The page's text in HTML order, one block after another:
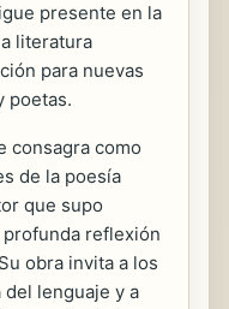
presente en la
literatura
para nuevas
poetas.
consagra como
de la poesía
que supo
reflexión
obra invita a los
lenguaje y a